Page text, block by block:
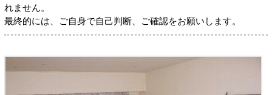
れません。
最終的には、ご自身で自己判断、ご確認をお願いします。